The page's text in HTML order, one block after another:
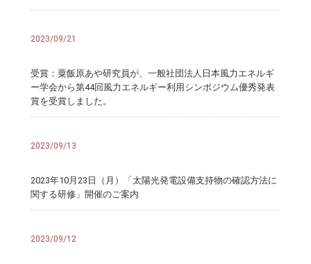
2023/09/21
受賞：粟飯原あや研究員が、一般社団法人日本風力エネルギ
ー学会から第44回風力エネルギー利用シンポジウム優秀発表
賞を受賞しました。
2023/09/13
2023年10月23日（月）「太陽光発電設備支持物の確認方法に
関する研修」開催のご案内
2023/09/12